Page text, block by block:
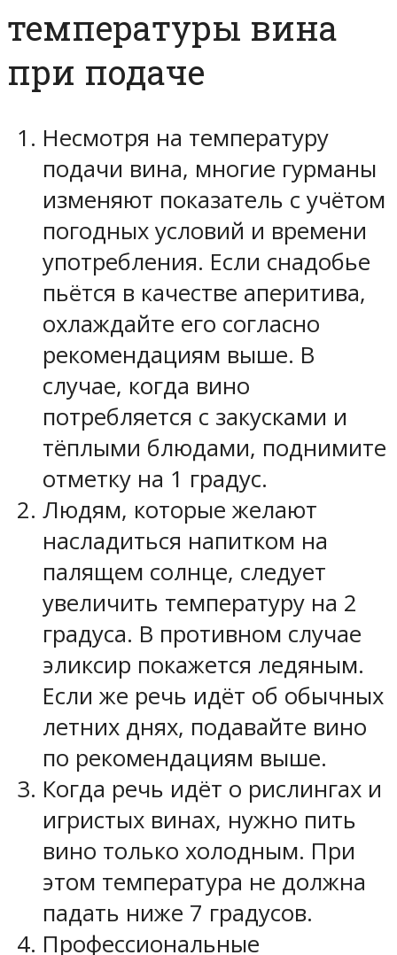
температуры вина
при подаче
Несмотря на температуру
подачи вина, многие гурманы
изменяют показатель с учётом
погодных условий и времени
употребления. Если снадобье
пьётся в качестве аперитива,
охлаждайте его согласно
рекомендациям выше. В
случае, когда вино
потребляется с закусками и
тёплыми блюдами, поднимите
отметку на 1 градус.
Людям, которые желают
насладиться напитком на
палящем солнце, следует
увеличить температуру на 2
градуса. В противном случае
эликсир покажется ледяным.
Если же речь идёт об обычных
летних днях, подавайте вино
по рекомендациям выше.
Когда речь идёт о рислингах и
игристых винах, нужно пить
вино только холодным. При
этом температура не должна
падать ниже 7 градусов.
Профессиональные